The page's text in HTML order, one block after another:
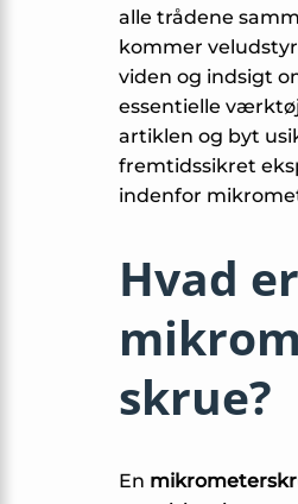
alle trådene
kommer
viden og indsigt
essentielle
artiklen og byt
fremtidssikret
indenfor
Hvad
skrue?
En